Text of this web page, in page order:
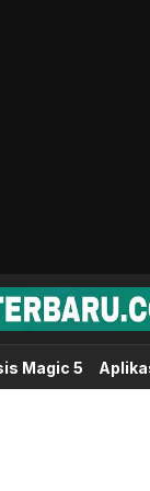
| Pusat
Magic 5